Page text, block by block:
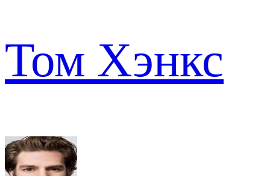
Том Хэнкс